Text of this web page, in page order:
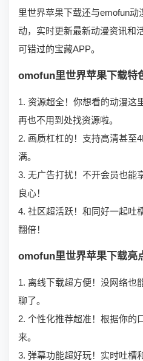
里世界苹果下载还与emofun
动，实时更新最新动漫资讯和
可错过的宝藏APP。
omofun里世界苹果下载特
1. 资源超全！你想看的动漫这
再也不用到处找资源啦。
2. 画质杠杠的！支持高清甚至
满。
3. 无广告打扰！不开会员也能
良心！
4. 社区超活跃！和同好一起吐
翻倍！
omofun里世界苹果下载亮
1. 离线下载超方便！没网络也
聊了。
2. 个性化推荐超准！根据你的
来。
3. 弹幕功能超好玩！实时吐槽